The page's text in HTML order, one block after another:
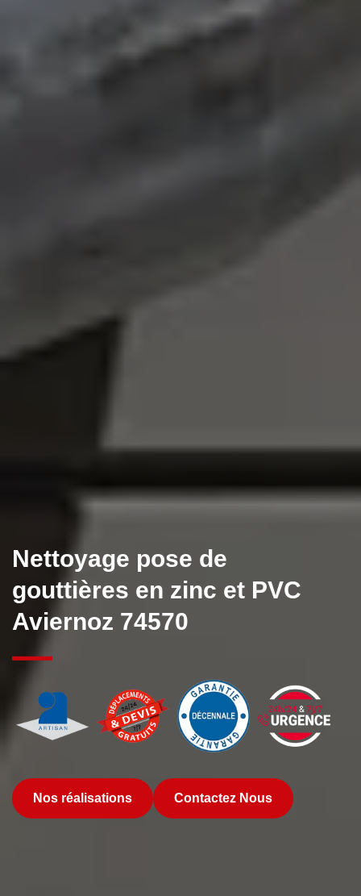
Nettoyage pose de
gouttières en zinc et PVC
Aviernoz 74570
Nos réalisations Contactez Nous